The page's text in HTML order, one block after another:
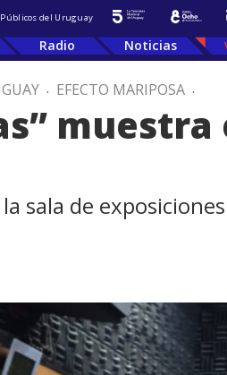
del Uruguay
Radio Noticias
. EFECTO MARIPOSA .
sala de